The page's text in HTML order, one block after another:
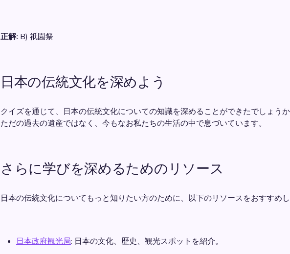
正解: B) 祇園祭
日本の伝統文化を深めよう
クイズを通じて、日本の伝統文化についての知識を深めることができたでしょう
ただの過去の遺産ではなく、今もなお私たちの生活の中で息づいています。
さらに学びを深めるためのリソース
日本の伝統文化についてもっと知りたい方のために、以下のリソースをおすすめ
日本政府観光局: 日本の文化、歴史、観光スポットを紹介。